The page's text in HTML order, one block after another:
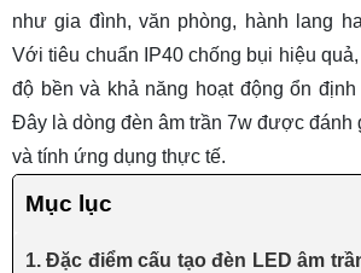
như gia đình, văn phòng, hành lang
Với tiêu chuẩn IP40 chống bụi hiệu
độ bền và khả năng hoạt động ổn
Đây là dòng đèn âm trần 7w được đánh
và tính ứng dụng thực tế.
Mục lục
1. Đặc điểm cấu tạo đèn LED âm